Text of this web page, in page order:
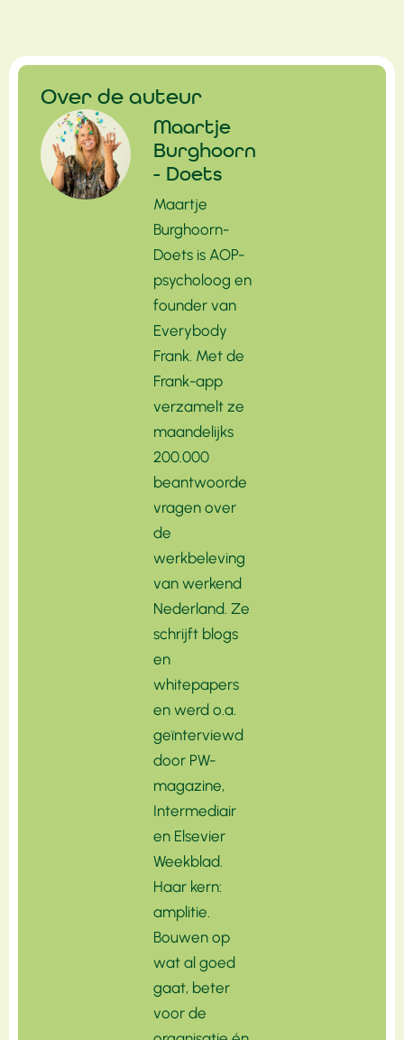
Over de auteur
Maartje
Burghoorn
- Doets
Maartje
Burghoorn-
Doets is AOP-
psycholoog en
founder van
Everybody
Frank. Met de
Frank-app
verzamelt ze
maandelijks
200.000
beantwoorde
vragen over
de
werkbeleving
van werkend
Nederland. Ze
schrijft blogs
en
whitepapers
en werd o.a.
geïnterviewd
door PW-
magazine,
Intermediair
en Elsevier
Weekblad.
Haar kern:
amplitie.
Bouwen op
wat al goed
gaat, beter
voor de